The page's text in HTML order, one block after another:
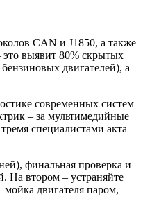
CAN и J1850, а также
это выявит 80% скрытых
двигателей), а
современных систем
– за мультимедийные
специалистами акта
финальная проверка и
На втором – устраняйте
мойка двигателя паром,